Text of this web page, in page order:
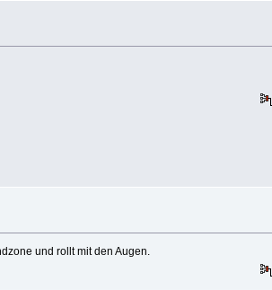
und rollt mit den Augen.